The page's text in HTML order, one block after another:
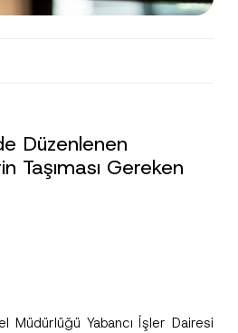
Düzenlenen
Taşıması Gereken
Müdürlüğü Yabancı İşler Dairesi